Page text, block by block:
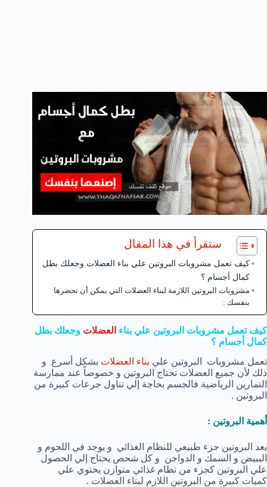
ستقرأ في هذا المقال
كيف تعمل مشروبات البروتين علي بناء العضلات وجعلك بطل
كمال أجسام ؟
مشروبات البروتين اللازمة لبناء العضلات التي يمكن أن تحضرها
بنفسك :
كيف تعمل مشروبات البروتين علي بناء العضلات وجعلك بطل
كمال أجسام ؟
تعمل مشروبات البروتين علي بناء العضلات بشكل أسرع و
ذلك لأن جميع العضلات تحتاج البروتين و خصوصاً عند ممارسة
التمارين الرياضية فالجسم بحاجة إلي تناول جرعات كبيرة من
البروتين .
أهمية البروتين :
يعد البروتين جزء طبيعي للنظام الغذائي و يوجد في اللحوم و
الببيض و السمك و الدواجن و كل شحص يحتاج إلي الحصول
علي البروتين كجزء من نظام غذائي متوازن يحتوي علي
كميات كبيرة من البروتين اللازم لبناء العضلات .